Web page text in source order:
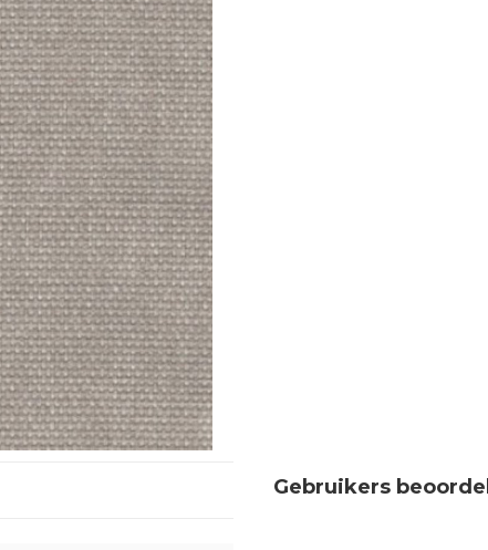
Gebruikers